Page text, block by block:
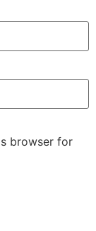
browser for